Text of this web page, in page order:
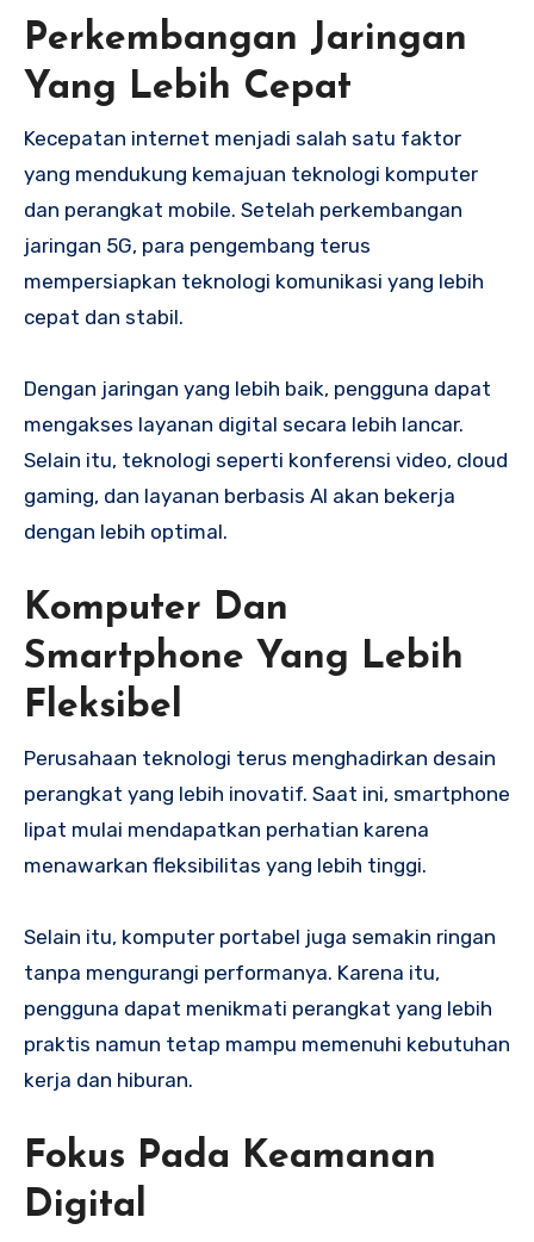
Perkembangan Jaringan
Yang Lebih Cepat
Kecepatan internet menjadi salah satu faktor
yang mendukung kemajuan teknologi komputer
dan perangkat mobile. Setelah perkembangan
jaringan 5G, para pengembang terus
mempersiapkan teknologi komunikasi yang lebih
cepat dan stabil.
Dengan jaringan yang lebih baik, pengguna dapat
mengakses layanan digital secara lebih lancar.
Selain itu, teknologi seperti konferensi video, cloud
gaming, dan layanan berbasis AI akan bekerja
dengan lebih optimal.
Komputer Dan
Smartphone Yang Lebih
Fleksibel
Perusahaan teknologi terus menghadirkan desain
perangkat yang lebih inovatif. Saat ini, smartphone
lipat mulai mendapatkan perhatian karena
menawarkan fleksibilitas yang lebih tinggi.
Selain itu, komputer portabel juga semakin ringan
tanpa mengurangi performanya. Karena itu,
pengguna dapat menikmati perangkat yang lebih
praktis namun tetap mampu memenuhi kebutuhan
kerja dan hiburan.
Fokus Pada Keamanan
Digital